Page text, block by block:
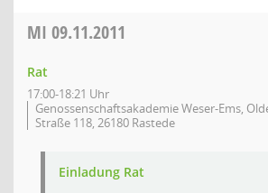
MI 09.11.2011
Rat
17:00-18:21 Uhr
Genossenschaftsakademie Weser-Ems,
Straße 118, 26180 Rastede
Einladung Rat